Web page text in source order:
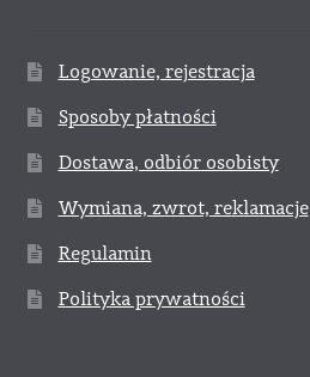
Logowanie, rejestracja
Sposoby płatności
Dostawa, odbiór osobisty
Wymiana, zwrot, reklamacje
Regulamin
Polityka prywatności